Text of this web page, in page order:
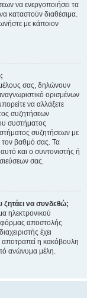
να ενεργοποιήσει τα
καταστούν διαθέσιμα.
με κάποιον
σας, δηλώνουν
ορισμένων
να αλλάξετε
συζητήσεων
συστήματος
συζητήσεων με
τον βαθμό σας. Τα
και ο συντονιστής ή
σας.
να συνδεθώ;
ηλεκτρονικού
αποστολής
έχει
αποτραπεί η κακόβουλη
ανώνυμα μέλη.